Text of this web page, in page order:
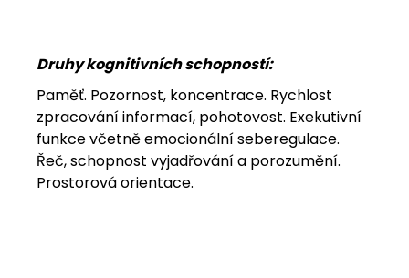
Druhy kognitivních schopností:
Paměť. Pozornost, koncentrace. Rychlost
zpracování informací, pohotovost. Exekutivní
funkce včetně emocionální seberegulace.
Řeč, schopnost vyjadřování a porozumění.
Prostorová orientace.